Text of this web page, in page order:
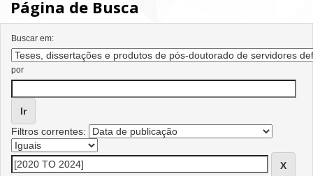
Página de Busca
Buscar em:
por
Filtros correntes: